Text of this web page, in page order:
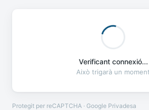
Verificant connexió...
Això trigarà un moment
Protegit per reCAPTCHA · Google Privadesa